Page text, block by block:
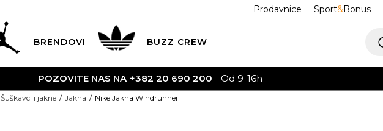
Prodavnice Sport&Bonus
BRENDOVI BUZZ CREW
POZOVITE NAS NA +382 20 690 200 Od 9-16h
Šuškavci i jakne Jakna Nike Jakna Windrunner